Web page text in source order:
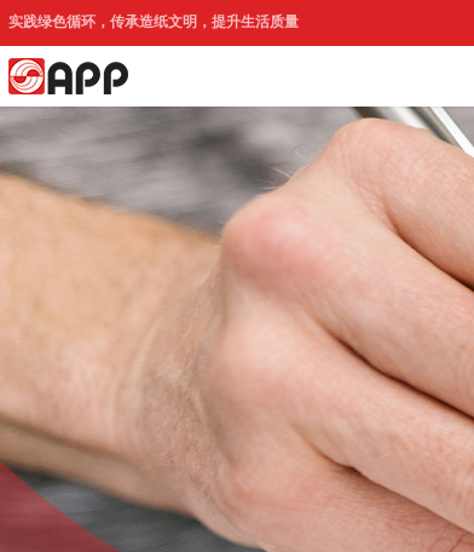
实践绿色循环，传承造纸文明，提升生活质量